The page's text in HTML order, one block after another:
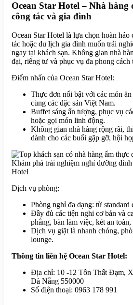
Ocean Star Hotel – Nhà hàng
công tác và gia đình
Ocean Star Hotel là lựa chọn hoàn hảo
tác hoặc du lịch gia đình muốn trải
ngay tại khách sạn. Không gian nhà
đại, riêng tư và phục vụ đa phong
Điểm nhấn của Ocean Star Hotel:
Thực đơn nổi bật với các món
cùng các đặc sản Việt Nam.
Buffet sáng ấn tượng, phục vụ
hoặc gọi món linh động.
Không gian nhà hàng rộng rãi,
dành cho các buổi gặp gỡ, hội
Dịch vụ phòng:
Phòng nghỉ đa dạng: từ standard
Đầy đủ các tiện nghi cơ bản và
phẳng, bàn làm việc, két an toàn,
Dịch vụ giặt là nhanh chóng,
lounge.
Thông tin liên hệ Ocean Star Hotel:
Địa chỉ: 10 -12 Tôn Thất Đạm,
Đà Nẵng 550000
Số điện thoại: 0963 178 991